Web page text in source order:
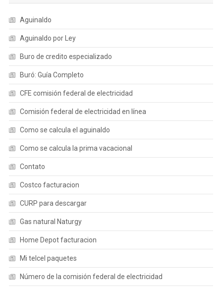
Aguinaldo
Aguinaldo por Ley
Buro de credito especializado
Buró: Guía Completo
CFE comisión federal de electricidad
Comisión federal de electricidad en línea
Como se calcula el aguinaldo
Como se calcula la prima vacacional
Contato
Costco facturacion
CURP para descargar
Gas natural Naturgy
Home Depot facturacion
Mi telcel paquetes
Número de la comisión federal de electricidad